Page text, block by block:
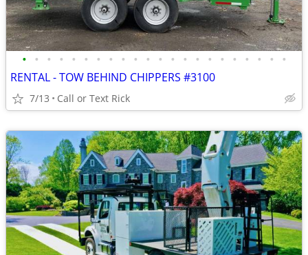
• • • • • • • • • • • • • • • • • • • • • •
RENTAL - TOW BEHIND CHIPPERS #3100
7/13 Call or Text Rick